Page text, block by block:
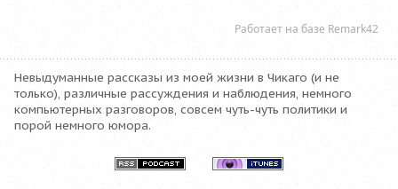
Невыдуманные рассказы из моей жизни в Чикаго (и не
только), различные рассуждения и наблюдения, немного
компьютерных разговоров, совсем чуть-чуть политики и
порой немного юмора.